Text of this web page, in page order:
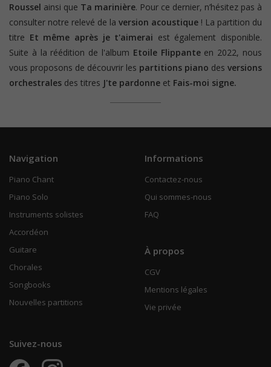
Roussel ainsi que Ta marinière. Pour ce dernier, n’hésitez pas à
consulter notre relevé de la version acoustique ! La partition du
titre Et même après je t'aimerai est également disponible.
Suite à la réédition de l'album Etoile Flippante en 2022, nous
vous proposons de découvrir les partitions piano des versions
orchestrales des titres J'te pardonne et Fais-moi signe.
Navigation
Piano Chant
Piano Solo
Instruments solistes
Accordéon
Guitare
Chorales
Songbooks
Nouvelles partitions
Informations
Contactez-nous
Qui sommes-nous
FAQ
À propos
CGV
Mentions légales
Vie privée
Suivez-nous